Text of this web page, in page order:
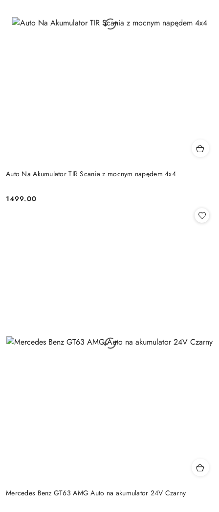
Auto Na Akumulator TIR Scania z mocnym napędem 4x4
Cena:
1499.00
Mercedes Benz GT63 AMG Auto na akumulator 24V Czarny